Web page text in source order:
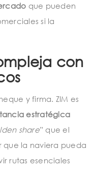
que pueden
si la
con
y firma. ZIM es
estratégica
share” que el
que la naviera pueda
rutas esenciales